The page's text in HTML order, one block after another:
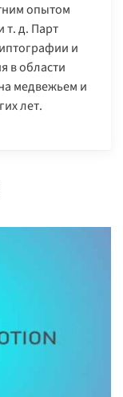
опытом
т. д. Парт
и
в области
медвежьем и
лет.